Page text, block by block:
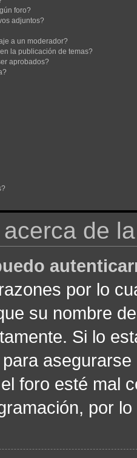
foro?
adjuntos?
a un moderador?
la publicación de temas?
aprobados?
de
por lo
su nombre
Si lo
foro esté mal
por